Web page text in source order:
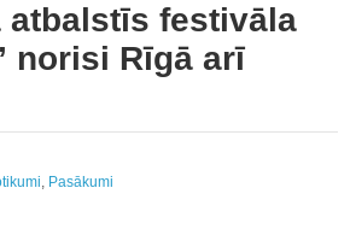
atbalstīs festivāla
norisi Rīgā arī
, Pasākumi